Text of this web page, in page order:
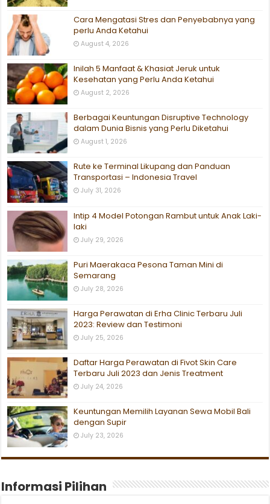
Cara Mengatasi Stres dan Penyebabnya yang
perlu Anda Ketahui
August 4, 2026
Inilah 5 Manfaat & Khasiat Jeruk untuk
Kesehatan yang Perlu Anda Ketahui
August 2, 2026
Berbagai Keuntungan Disruptive Technology
dalam Dunia Bisnis yang Perlu Diketahui
August 1, 2026
Rute ke Terminal Likupang dan Panduan
Transportasi – Indonesia Travel
July 31, 2026
Intip 4 Model Potongan Rambut untuk Anak Laki-
laki
July 29, 2026
Puri Maerakaca Pesona Taman Mini di
Semarang
July 28, 2026
Harga Perawatan di Erha Clinic Terbaru Juli
2023: Review dan Testimoni
July 25, 2026
Daftar Harga Perawatan di Fivot Skin Care
Terbaru Juli 2023 dan Jenis Treatment
July 24, 2026
Keuntungan Memilih Layanan Sewa Mobil Bali
dengan Supir
July 23, 2026
Informasi Pilihan